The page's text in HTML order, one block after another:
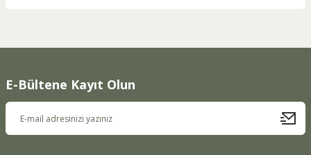
Ürün resmi kalitesiz, bozuk veya görüntülenemiyor.
E-Bültene Kayıt Olun